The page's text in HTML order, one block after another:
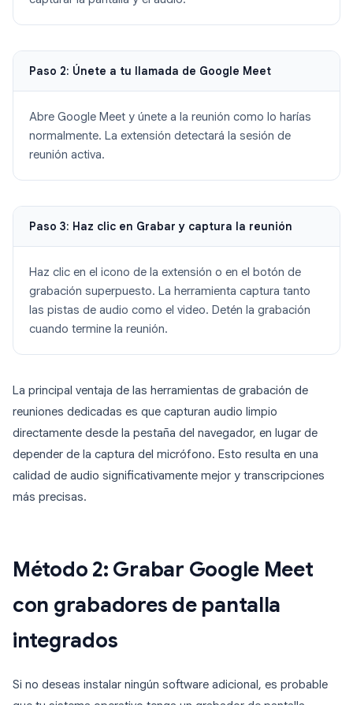
Paso 2: Únete a tu llamada de Google Meet
Abre Google Meet y únete a la reunión como lo harías
normalmente. La extensión detectará la sesión de
reunión activa.
Paso 3: Haz clic en Grabar y captura la reunión
Haz clic en el icono de la extensión o en el botón de
grabación superpuesto. La herramienta captura tanto
las pistas de audio como el video. Detén la grabación
cuando termine la reunión.
La principal ventaja de las herramientas de grabación de
reuniones dedicadas es que capturan audio limpio
directamente desde la pestaña del navegador, en lugar de
depender de la captura del micrófono. Esto resulta en una
calidad de audio significativamente mejor y transcripciones
más precisas.
Método 2: Grabar Google Meet
con grabadores de pantalla
integrados
Si no deseas instalar ningún software adicional, es probable